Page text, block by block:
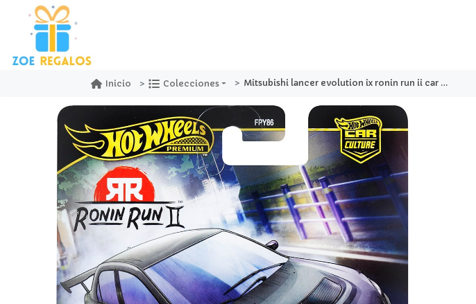
Inicio Colecciones Mitsubishi lancer evolution ix ronin run ii car culture 4/5 - hot wheels premium